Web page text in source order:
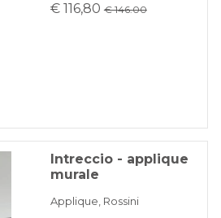
€ 116,80 € 146.00
Intreccio - applique
murale
Applique, Rossini